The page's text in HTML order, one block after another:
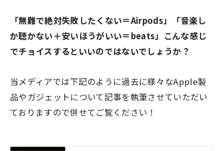
「無難で絶対失敗したくない＝Airpods」「音楽し
か聴かない＋安いほうがいい＝beats」こんな感じ
でチョイスするといいのではないでしょうか？
当メディアでは下記のように過去に様々なApple製
品やガジェットについて記事を執筆させていただい
ておりますので併せてご覧ください！